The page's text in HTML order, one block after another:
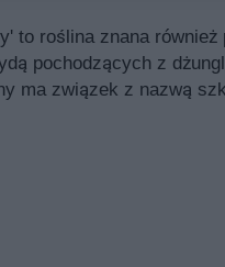
to roślina znana
pochodzących z
ma związek z nazwą